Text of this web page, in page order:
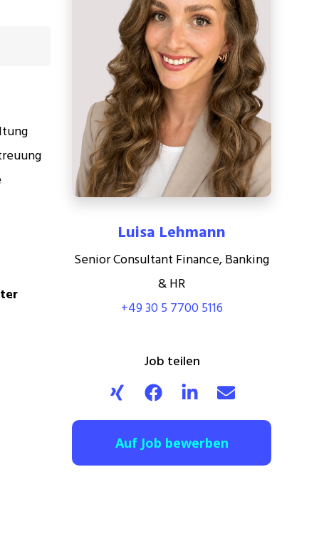
Luisa Lehmann
Senior Consultant Finance, Banking
& HR
+49 30 5 7700 5116
Job teilen
Auf Job bewerben